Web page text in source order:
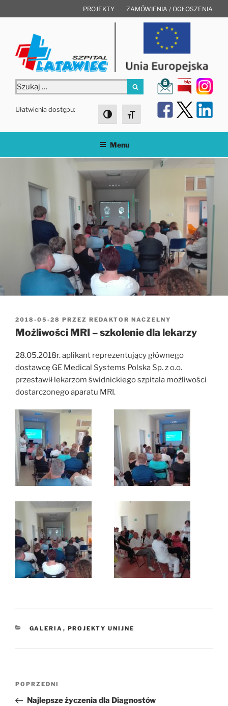
do
PROJEKTY ZAMÓWIENIA / OGŁOSZENIA
Szukaj:
Szukaj
Ułatwienia dostępu:
Toggle High Contrast
Toggle Font size
Menu
OPUBLIKOWANE
W
2018-05-28 PRZEZ REDAKTOR NACZELNY
Możliwości MRI – szkolenie dla lekarzy
28.05.2018r. aplikant reprezentujący głównego
dostawcę GE Medical Systems Polska Sp. z o.o.
przestawił lekarzom świdnickiego szpitala możliwości
dostarczonego aparatu MRI.
KATEGORIE
GALERIA , PROJEKTY UNIJNE
wpisu
Poprzedni
wpis
POPRZEDNI
Najlepsze życzenia dla Diagnostów